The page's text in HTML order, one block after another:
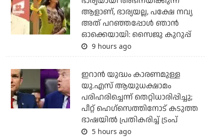
ആളാണ്, ഭാര്യയല്ല, പക്ഷേ നവ്യ
അത് പറഞ്ഞപ്പോള്‍ ഞാന്‍
ഓക്കെയായി: സൈജു കുറുപ്പ്
9 hours ago
ഇറാന്‍ യുദ്ധം കാരണമുള്ള
യു.എസ് ആയുധക്ഷാമം
പരിഹരിച്ചെന്ന് തെറ്റിധാരിപ്പിച്ചു;
പീറ്റ് ഹെഗ്‌സെത്തിനോട് കടുത്ത
ഭാഷയില്‍ പ്രതികരിച്ച് ട്രംപ്
5 hours ago